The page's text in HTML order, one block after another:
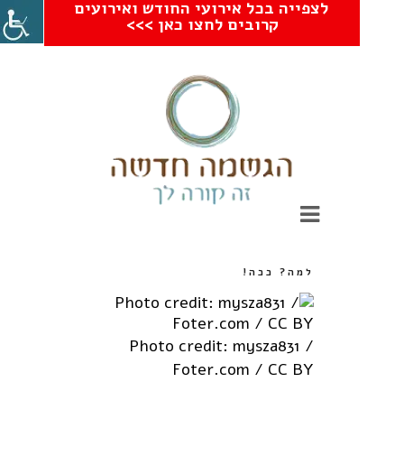
לצפייה בכל אירועי החודש ואירועים
קרובים לחצו כאן >>>
למה? ככה!
Photo credit: mysza831 /
Foter.com / CC BY